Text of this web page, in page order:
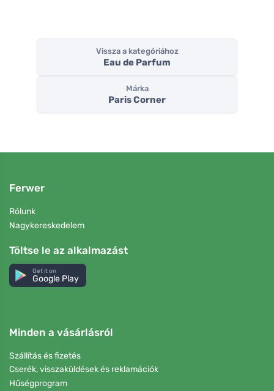
Vissza a kategóriához
Eau de Parfum
Márka
Paris Corner
Ferwer
Rólunk
Nagykereskedelem
Töltse le az alkalmazást
Get it on
Google Play
Minden a vásárlásról
Szállítás és fizetés
Cserék, visszaküldések és reklamációk
Hűségprogram